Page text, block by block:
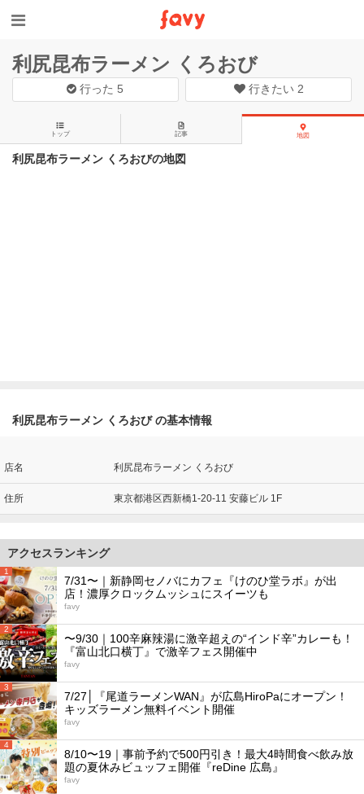
利尻昆布ラーメン くろおび
行った 5 行きたい 2
トップ 記事 地図
利尻昆布ラーメン くろおびの地図
利尻昆布ラーメン くろおび の基本情報
店名 利尻昆布ラーメン くろおび
住所 東京都港区西新橋1-20-11 安藤ビル 1F
アクセスランキング
1
7/31〜｜新静岡セノバにカフェ『けのひ堂ラボ』が出
店！濃厚クロックムッシュにスイーツも
favy
2
〜9/30｜100辛麻辣湯に激辛超えの“インド辛”カレーも！
『富山北口横丁』で激辛フェス開催中
favy
3
7/27│『尾道ラーメンWAN』が広島HiroPaにオープン！
キッズラーメン無料イベント開催
favy
4
8/10〜19｜事前予約で500円引き！最大4時間食べ飲み放
題の夏休みビュッフェ開催『reDine 広島』
favy